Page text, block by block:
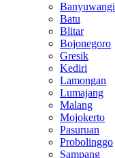
Banyuwangi
Batu
Blitar
Bojonegoro
Gresik
Kediri
Lamongan
Lumajang
Malang
Mojokerto
Pasuruan
Probolinggo
Sampang